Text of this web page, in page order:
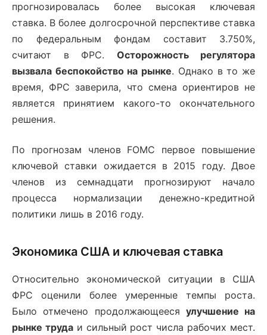
прогнозировалась более высокая ключевая
ставка. В более долгосрочной перспективе ставка
по федеральным фондам составит 3.750%,
считают в ФРС. Осторожность регулятора
вызвала беспокойство на рынке. Однако в то же
время, ФРС заверила, что смена ориентиров не
является принятием какого-то окончательного
решения.
По прогнозам членов FOMC первое повышение
ключевой ставки ожидается в 2015 году. Двое
членов из семнадцати прогнозируют начало
процесса нормализации денежно-кредитной
политики лишь в 2016 году.
Экономика США и ключевая ставка
Относительно экономической ситуации в США
ФРС оценили более умеренные темпы роста.
Было отмечено продолжающееся улучшение на
рынке трудаи сильный рост числа рабочих мест.